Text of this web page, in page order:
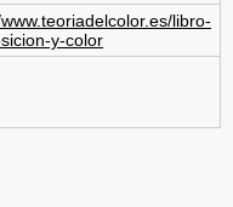
libro-
y-color